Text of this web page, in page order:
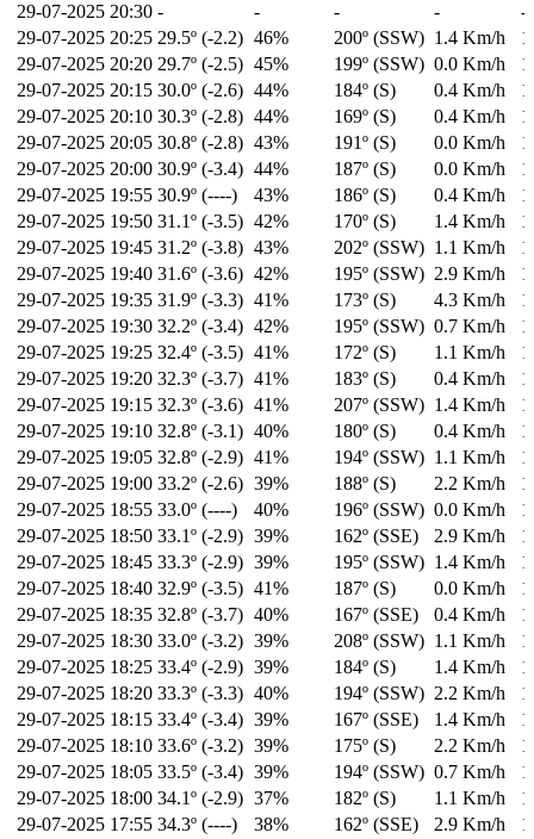
29-07-2025 20:30 - - - -
-
29-07-2025 20:25 29.5º (-2.2) 46% 200º (SSW) 1.4 Km/h
29-07-2025 20:20 29.7º (-2.5) 45% 199º (SSW) 0.0 Km/h
29-07-2025 20:15 30.0º (-2.6) 44% 184º (S) 0.4 Km/h
29-07-2025 20:10 30.3º (-2.8) 44% 169º (S) 0.4 Km/h
29-07-2025 20:05 30.8º (-2.8) 43% 191º (S) 0.0 Km/h
29-07-2025 20:00 30.9º (-3.4) 44% 187º (S) 0.0 Km/h
29-07-2025 19:55 30.9º (----) 43% 186º (S) 0.4 Km/h
29-07-2025 19:50 31.1º (-3.5) 42% 170º (S) 1.4 Km/h
29-07-2025 19:45 31.2º (-3.8) 43% 202º (SSW) 1.1 Km/h
29-07-2025 19:40 31.6º (-3.6) 42% 195º (SSW) 2.9 Km/h
29-07-2025 19:35 31.9º (-3.3) 41% 173º (S) 4.3 Km/h
29-07-2025 19:30 32.2º (-3.4) 42% 195º (SSW) 0.7 Km/h
29-07-2025 19:25 32.4º (-3.5) 41% 172º (S) 1.1 Km/h
29-07-2025 19:20 32.3º (-3.7) 41% 183º (S) 0.4 Km/h
29-07-2025 19:15 32.3º (-3.6) 41% 207º (SSW) 1.4 Km/h
29-07-2025 19:10 32.8º (-3.1) 40% 180º (S) 0.4 Km/h
29-07-2025 19:05 32.8º (-2.9) 41% 194º (SSW) 1.1 Km/h
29-07-2025 19:00 33.2º (-2.6) 39% 188º (S) 2.2 Km/h
29-07-2025 18:55 33.0º (----) 40% 196º (SSW) 0.0 Km/h
29-07-2025 18:50 33.1º (-2.9) 39% 162º (SSE) 2.9 Km/h
29-07-2025 18:45 33.3º (-2.9) 39% 195º (SSW) 1.4 Km/h
29-07-2025 18:40 32.9º (-3.5) 41% 187º (S) 0.0 Km/h
29-07-2025 18:35 32.8º (-3.7) 40% 167º (SSE) 0.4 Km/h
29-07-2025 18:30 33.0º (-3.2) 39% 208º (SSW) 1.1 Km/h
29-07-2025 18:25 33.4º (-2.9) 39% 184º (S) 1.4 Km/h
29-07-2025 18:20 33.3º (-3.3) 40% 194º (SSW) 2.2 Km/h
29-07-2025 18:15 33.4º (-3.4) 39% 167º (SSE) 1.4 Km/h
29-07-2025 18:10 33.6º (-3.2) 39% 175º (S) 2.2 Km/h
29-07-2025 18:05 33.5º (-3.4) 39% 194º (SSW) 0.7 Km/h
29-07-2025 18:00 34.1º (-2.9) 37% 182º (S) 1.1 Km/h
29-07-2025 17:55 34.3º (----) 38% 162º (SSE) 2.9 Km/h